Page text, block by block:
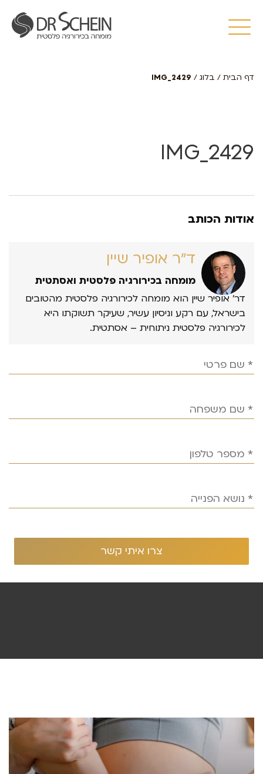
דף הבית / בלוג /
IMG_2429
IMG_2429
אודות הכותב
ד״ר אופיר שיין
מומחה בכירורגיה פלסטית ואסתטית
דר’ אופיר שיין הוא מומחה לכירורגיה פלסטית מהטובים
בישראל, עם רקע וניסיון עשיר, שעיקר תשוקתו היא
לכירורגיה פלסטית ניתוחית – אסתטית.